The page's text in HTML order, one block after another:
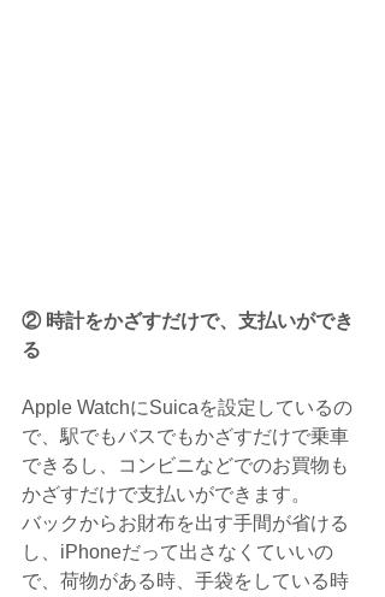
② 時計をかざすだけで、支払いができ
る
Apple WatchにSuicaを設定しているの
で、駅でもバスでもかざすだけで乗車
できるし、コンビニなどでのお買物も
かざすだけで支払いができます。
バックからお財布を出す手間が省ける
し、iPhoneだって出さなくていいの
で、荷物がある時、手袋をしている時